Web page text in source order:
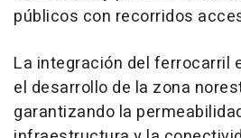
públicos con recorridos
La integración del ferrocarril
el desarrollo de la zona
garantizando la